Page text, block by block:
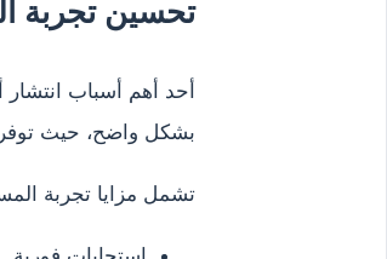
تحسين تجربة
أحد أهم أسباب انتشار
بشكل واضح، حيث
تشمل مزايا تجربة